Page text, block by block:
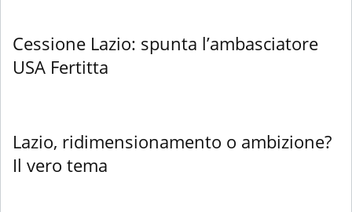
Cessione Lazio: spunta l’ambasciatore
USA Fertitta
Lazio, ridimensionamento o ambizione?
Il vero tema